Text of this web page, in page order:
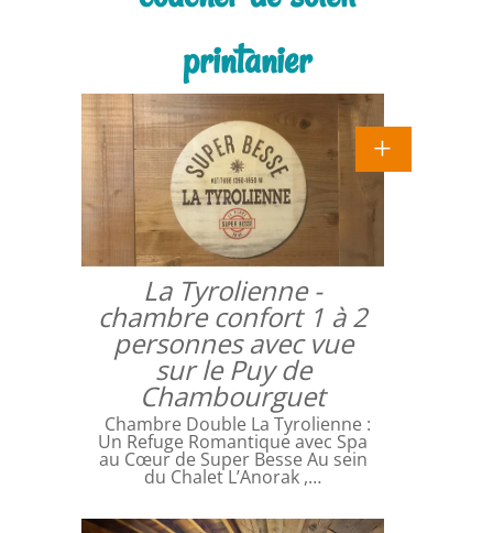
printanier
La Tyrolienne -
chambre confort 1 à 2
personnes avec vue
sur le Puy de
Chambourguet
Chambre Double La Tyrolienne :
Un Refuge Romantique avec Spa
au Cœur de Super Besse Au sein
du Chalet L’Anorak ,…